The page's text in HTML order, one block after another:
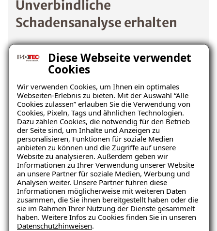
Diese Webseite verwendet
Cookies
Wir verwenden Cookies, um Ihnen ein optimales
Webseiten-Erlebnis zu bieten. Mit der Auswahl “Alle
Cookies zulassen” erlauben Sie die Verwendung von
Cookies, Pixeln, Tags und ähnlichen Technologien.
Dazu zählen Cookies, die notwendig für den Betrieb
der Seite sind, um Inhalte und Anzeigen zu
personalisieren, Funktionen für soziale Medien
anbieten zu können und die Zugriffe auf unsere
Website zu analysieren. Außerdem geben wir
Informationen zu Ihrer Verwendung unserer Website
an unsere Partner für soziale Medien, Werbung und
Analysen weiter. Unsere Partner führen diese
Informationen möglicherweise mit weiteren Daten
zusammen, die Sie ihnen bereitgestellt haben oder die
sie im Rahmen Ihrer Nutzung der Dienste gesammelt
haben. Weitere Infos zu Cookies finden Sie in unseren
Datenschutzhinweisen.
Unverbindliche
Schadensanalyse erhalten
Wo befindet sich der Schaden?
Keller Wohnraum